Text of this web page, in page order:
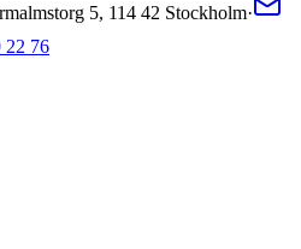
5, 114 42 Stockholm·
22 76